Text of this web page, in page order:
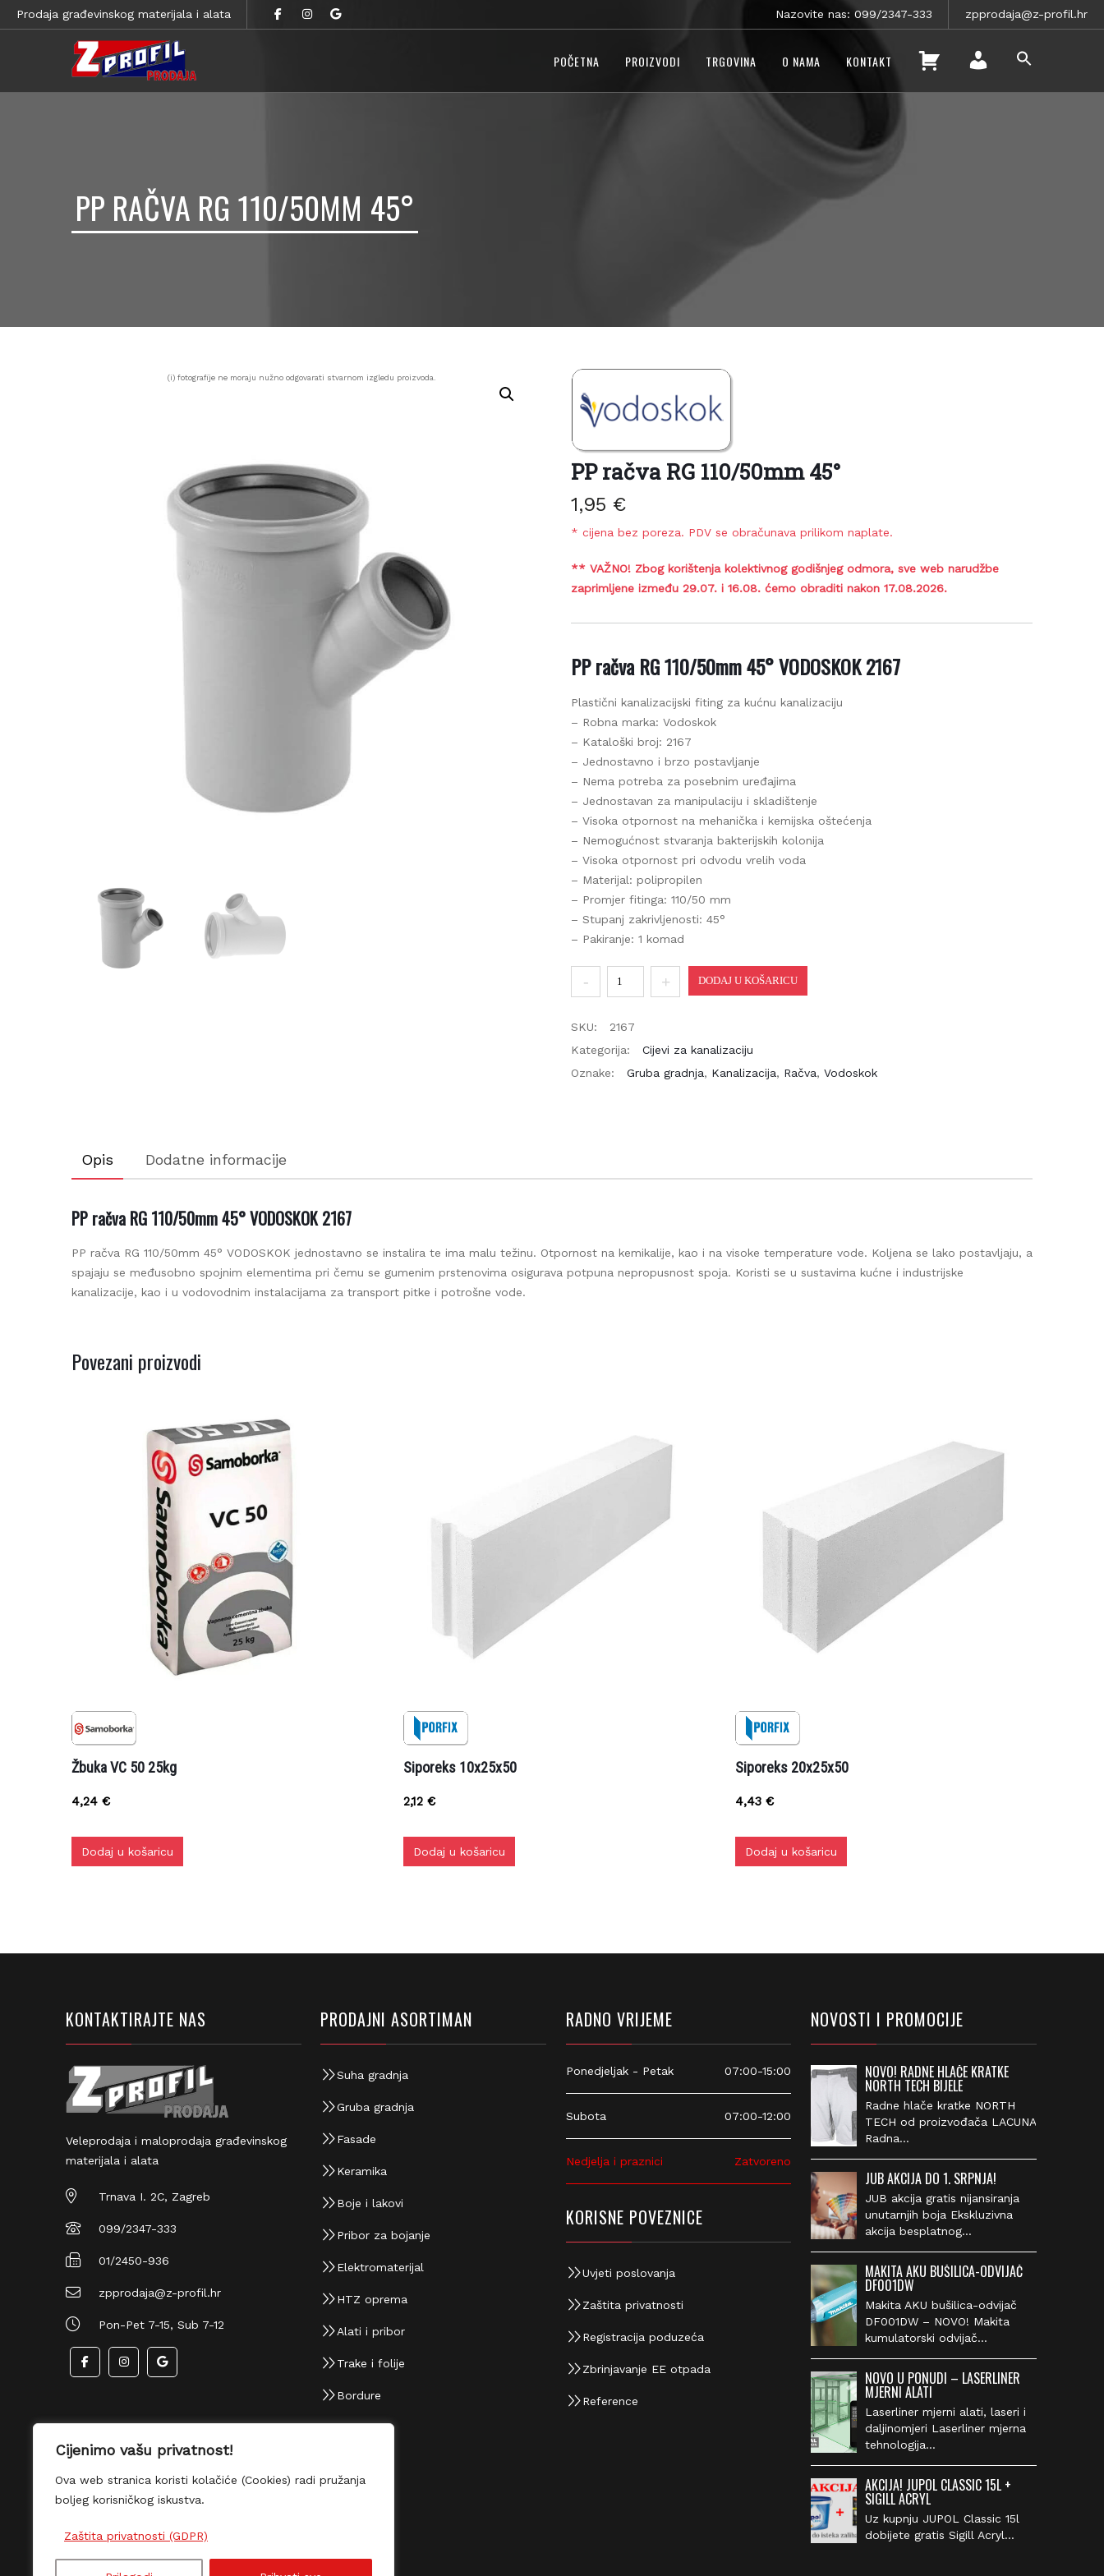
Cijenimo vašu privatnost!
Ova web stranica koristi kolačiće (Cookies) radi
pružanja boljeg korisničkog iskustva.
Zaštita privatnosti (GDPR)
Prodaja građevinskog materijala i alata Nazovite nas: 099/2347-333 zpprodaja@z-profil.hr
POČETNA PROIZVODI TRGOVINA O NAMA KONTAKT
Š
O
PP RAČVA RG 110/50MM 45°
(i) fotografije ne moraju nužno odgovarati stvarnom izgledu proizvoda.
PP račva RG 110/50mm 45°
1,95 €
* cijena bez poreza. PDV se obračunava prilikom naplate.
** VAŽNO! Zbog korištenja kolektivnog godišnjeg odmora, sve web narudžbe
zaprimljene između 29.07. i 16.08. ćemo obraditi nakon 17.08.2026.
PP račva RG 110/50mm 45° VODOSKOK 2167
Plastični kanalizacijski fiting za kućnu kanalizaciju
– Robna marka: Vodoskok
– Kataloški broj: 2167
– Jednostavno i brzo postavljanje
– Nema potreba za posebnim uređajima
– Jednostavan za manipulaciju i skladištenje
– Visoka otpornost na mehanička i kemijska oštećenja
– Nemogućnost stvaranja bakterijskih kolonija
– Visoka otpornost pri odvodu vrelih voda
– Materijal: polipropilen
– Promjer fitinga: 110/50 mm
– Stupanj zakrivljenosti: 45°
– Pakiranje: 1 komad
račva
110/50mm
45°
količina
DODAJ U KOŠARICU
SKU:
2167
Kategorija:
Cijevi za kanalizaciju
Oznake:
Gruba gradnja,Kanalizacija,Račva,Vodoskok
Opis Dodatne informacije
PP račva RG 110/50mm 45° VODOSKOK 2167
PP račva RG 110/50mm 45° VODOSKOK jednostavno se instalira te ima malu težinu. Otpornost na kemikalije, kao i na visoke temperature vode. Koljena se lako postavljaju, a
spajaju se međusobno spojnim elementima pri čemu se gumenim prstenovima osigurava potpuna nepropusnost spoja. Koristi se u sustavima kućne i industrijske
kanalizacije, kao i u vodovodnim instalacijama za transport pitke i potrošne vode.
Povezani proizvodi
Žbuka VC 50 25kg
4,24€
Dodaj u košaricu
Siporeks 10x25x50
2,12€
Dodaj u košaricu
Siporeks 20x25x50
4,43€
Dodaj u košaricu
KONTAKTIRAJTE NAS
Veleprodaja i maloprodaja građevinskog
materijala i alata
Trnava I. 2C, Zagreb
099/2347-333
01/2450-936
zpprodaja@z-profil.hr
Pon-Pet 7-15, Sub 7-12
PRODAJNI ASORTIMAN
Suha gradnja
Gruba gradnja
Fasade
Keramika
Boje i lakovi
Pribor za bojanje
Elektromaterijal
HTZ oprema
Alati i pribor
Trake i folije
Bordure
RADNO VRIJEME
Ponedjeljak - Petak 07:00-15:00
Subota 07:00-12:00
Nedjelja i praznici Zatvoreno
KORISNE POVEZNICE
Uvjeti poslovanja
Zaštita privatnosti
Registracija poduzeća
Zbrinjavanje EE otpada
Reference
NOVOSTI I PROMOCIJE
NOVO! RADNE HLAČE KRATKE
NORTH TECH BIJELE
Radne hlače kratke NORTH
TECH od proizvođača
LACUNA Radna…
JUB AKCIJA DO 1. SRPNJA!
JUB akcija gratis nijansiranja
unutarnjih boja Ekskluzivna
akcija besplatnog…
MAKITA AKU BUŠILICA-ODVIJAČ
DF001DW
Makita AKU bušilica-odvijač
DF001DW – NOVO! Makita
kumulatorski odvijač…
NOVO U PONUDI – LASERLINER
MJERNI ALATI
Laserliner mjerni alati, laseri i
daljinomjeri Laserliner mjerna
tehnologija…
AKCIJA! JUPOL CLASSIC 15L +
SIGILL ACRYL
Uz kupnju JUPOL Classic 15l
dobijete gratis Sigill Acryl…
€
Besplatna dostava robe moguća je za područje Grada Zagreba i
Rezerviraj dostavu
zpprodaja@z-profil.hr 099/2347-333